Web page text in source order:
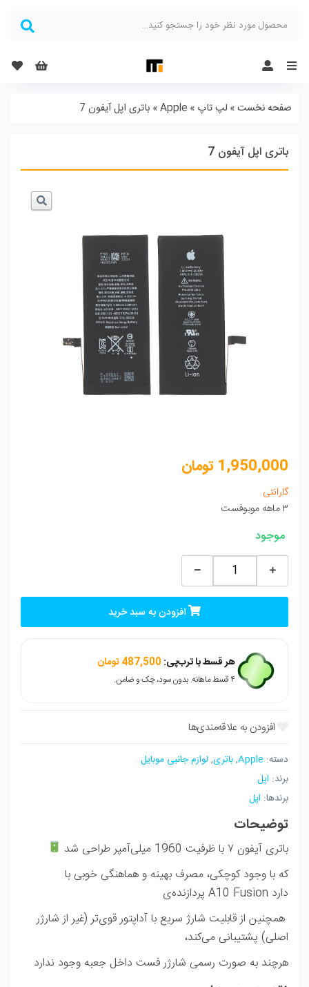
Menu
صفحه نخست» لپ تاپ »
Apple
» باتری اپل آیفون 7
باتری اپل آیفون 7
1,950,000 تومان
گارانتی
۳ ماهه موبوفست
موجود
باتری
اپل
آیفون
افزودن به سبد خرید
هر قسط با ترب‌پی:487,500تومان
۴ قسط ماهانه. بدون سود، چک و ضامن.
دسته: Apple
,باتری, لوازم جانبی موبایل
برند: اپل
برندها: اپل
توضیحات
باتری آیفون ۷ با ظرفیت 1960 میلی‌آمپر طراحی شد
که با وجود کوچکی، مصرف بهینه و هماهنگی خوبی با
پردازنده‌ی A10 Fusion دارد
همچنین از قابلیت شارژ سریع با آداپتور قوی‌تر (غیر از شارژر
اصلی) پشتیبانی می‌کند،
هرچند به صورت رسمی شارژر فست داخل جعبه وجود ندارد